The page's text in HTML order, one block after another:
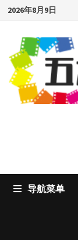
Skip
content
2026年8月9日
导航菜单